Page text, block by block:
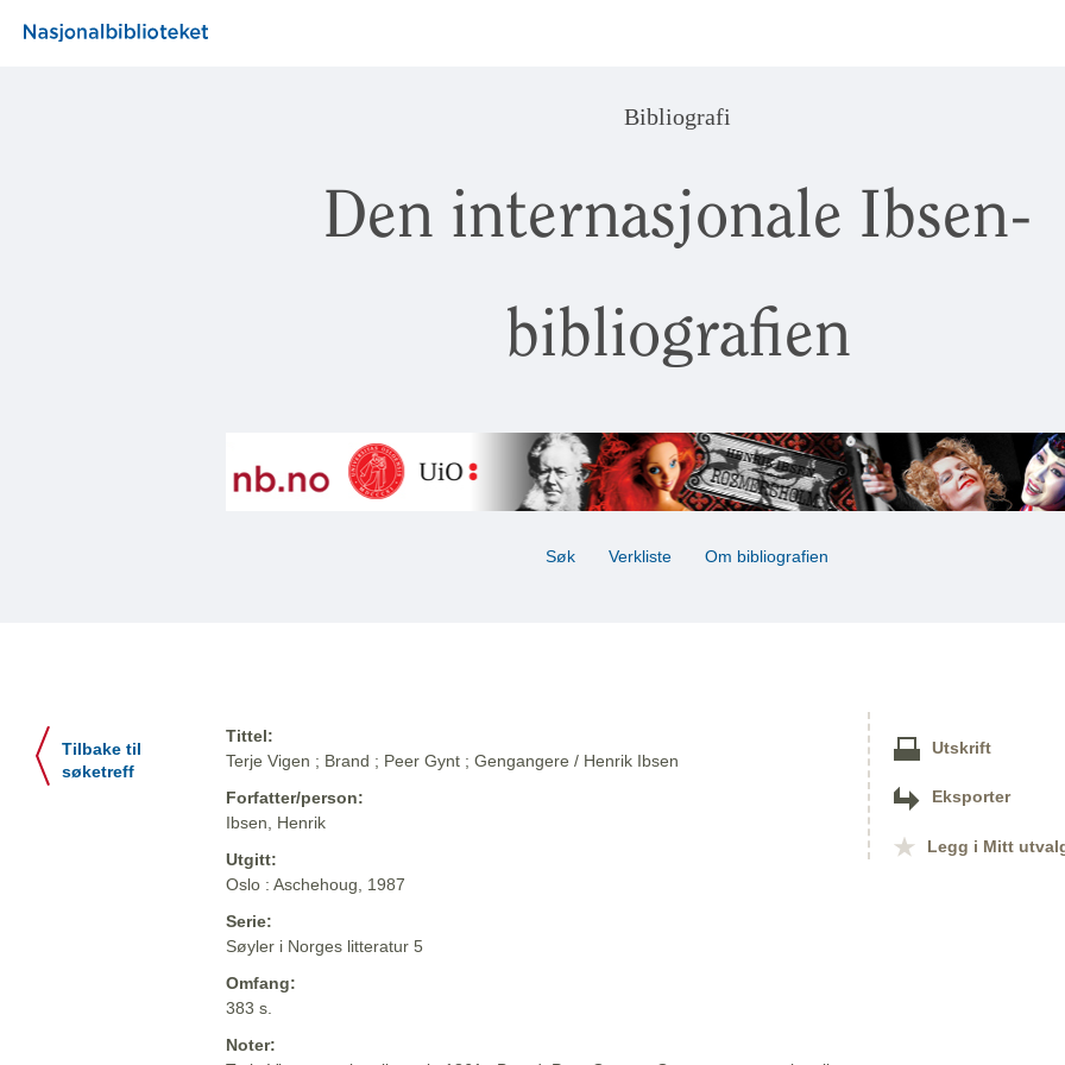
Bibliografi
Den internasjonale Ibsen-
bibliografien
Søk Verkliste Om bibliografien
Tilbake til
søketreff
Tittel:
Terje Vigen ; Brand ; Peer Gynt ; Gengangere / Henrik Ibsen
Forfatter/person:
Ibsen, Henrik
Utgitt:
Oslo : Aschehoug, 1987
Serie:
Søyler i Norges litteratur 5
Omfang:
383 s.
Noter:
Utskrift
Eksporter
Legg i Mitt